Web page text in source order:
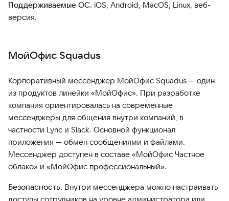
Поддерживаемые ОС. iOS, Android, MacOS, Linux, веб-
версия.
МойОфис Squadus
Корпоративный мессенджер МойОфис Squadus — один
из продуктов линейки «МойОфис». При разработке
компания ориентировалась на современные
мессенджеры для общения внутри компаний, в
частности Lync и Slack. Основной функционал
приложения — обмен сообщениями и файлами.
Мессенджер доступен в составе «МойОфис Частное
облако» и «МойОфис профессиональный».
Безопасность. Внутри мессенджера можно настраивать